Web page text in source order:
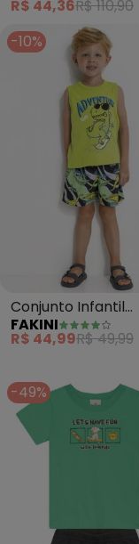
R$ 44,36R$ 110,90
-10%
Conjunto Infantil
Adventure (Verde)
FAKINI
R$ 44,99R$ 49,99
-49%